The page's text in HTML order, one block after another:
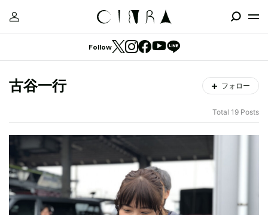
Follow
古谷一行 フォロー
Total 19 Posts